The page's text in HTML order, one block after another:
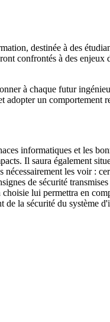
destinée à des
confrontés à des enjeux
à chaque futur
un comportement
informatiques et les
Il saura également
les voir :
de sécurité
lui permettra en
la sécurité du système